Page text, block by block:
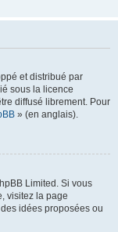
et distribué par
sous la licence
diffusé librement. Pour
» (en anglais).
Limited. Si vous
visitez la page
idées proposées ou